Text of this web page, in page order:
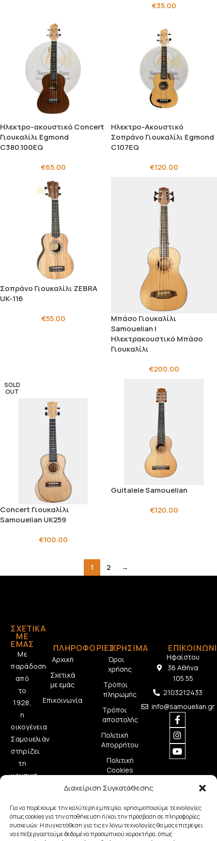
Διαχείριση Συγκατάθεσης
Για να παρέχουμε την καλύτερη εμπειρία, χρησιμοποιούμε τεχνολογίες
όπως cookies για την αποθήκευση ή/και την πρόσβαση σε πληροφορίες
συσκευών. Η συγκατάθεση για τις εν λόγω τεχνολογίες θα μας επιτρέψει
να επεξεργαστούμε δεδομένα προσωπικού χαρακτήρα, όπως
€35.00
Ηλεκτρο-ακουστικό Concert
Γιουκαλίλι Egmond
C380.100EQ
€65.00
Ηλεκτρο-Ακουστικό
Σοπράνο Γιουκαλίλι Egmond
C107EQ
€120.00
Σοπράνο Γιουκαλίλι ZEBRA
UK-116
€55.00
Μπάσο Γιουκαλίλι
Samouelian |
Ηλεκτρακουστικό Μπάσο
Γιουκαλίλι
€200.00
SOLD
OUT
Concert Γιουκαλίλι
Samouelian UK259
€100.00
Guitalele Samouelian
€120.00
1 2 →
ΣΧΕΤΙΚΆ
ΜΕ
ΕΜΆΣ
Με
παράδοση
από
το
1928,
η
οικογένεια
Σαμουελιάν
στηρίζει
τη
μουσική
ποιοτικά
μουσικά
όργανα.
ΠΛΗΡΟΦΟΡΙΕΣ
Αρχική
Σχετικά
με εμάς
Επικοινωνία
ΧΡΗΣΙΜΑ
Όροι
χρήσης
Τρόποι
πληρωμής
Τρόποι
αποστολής
Πολιτική
Απορρήτου
Πολιτική
Cookies
Ηφαίστου
36 Αθήνα
105 55
2103212433
info@samouelian.gr